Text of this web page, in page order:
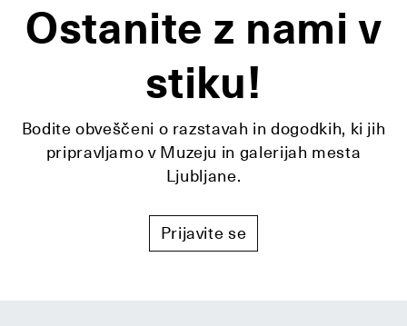
Ostanite z nami v
stiku!
Bodite obveščeni o razstavah in dogodkih, ki jih
pripravljamo v Muzeju in galerijah mesta
Ljubljane.
Prijavite se